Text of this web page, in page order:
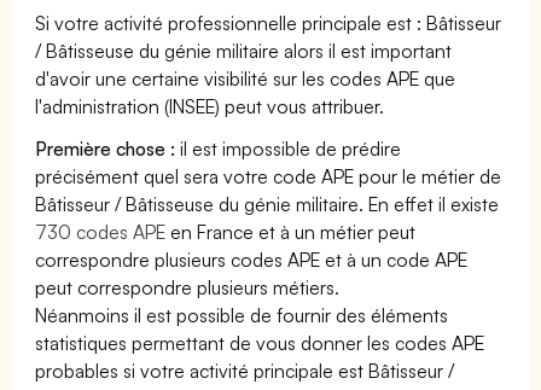
Si votre activité professionnelle principale est : Bâtisseur
/ Bâtisseuse du génie militaire alors il est important
d'avoir une certaine visibilité sur les codes APE que
l'administration (INSEE) peut vous attribuer.
Première chose : il est impossible de prédire
précisément quel sera votre code APE pour le métier de
Bâtisseur / Bâtisseuse du génie militaire. En effet il existe
730 codes APE en France et à un métier peut
correspondre plusieurs codes APE et à un code APE
peut correspondre plusieurs métiers.
Néanmoins il est possible de fournir des éléments
statistiques permettant de vous donner les codes APE
probables si votre activité principale est Bâtisseur /